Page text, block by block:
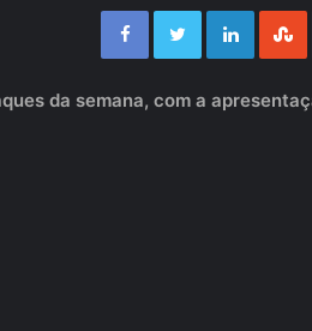
Facebook Twitter LinkedIn
da semana, com a